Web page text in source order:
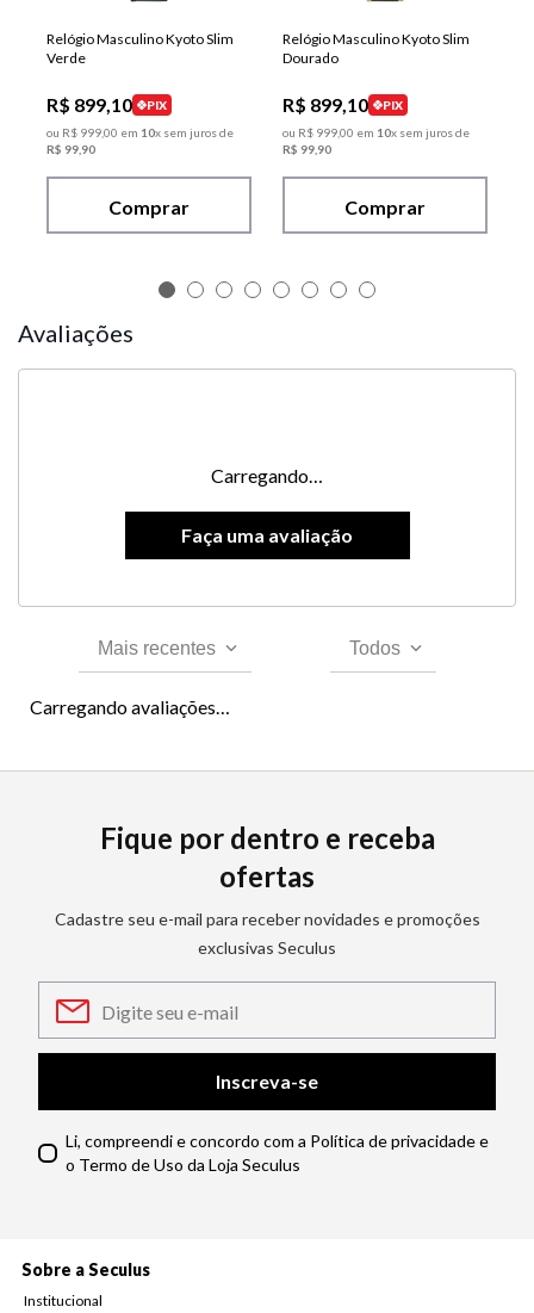
Relógio Masculino Kyoto Slim
Verde
R$ 899,10
PIX
ou R$ 99900 em 10x sem juros de
R$ 99 90
Comprar
Relógio Masculino Kyoto Slim
Dourado
R$ 899,10
PIX
ou R$ 99900 em 10x sem juros de
R$ 99 90
Comprar
Avaliações
Carregando…
Mais recentes Todos
Carregando avaliações…
Fique por dentro e receba
ofertas
Cadastre seu e-mail para receber novidades e promoções
exclusivas Seculus
Inscreva-se
Li, compreendi e concordo com a Política de privacidade e
o Termo de Uso da Loja Seculus
Sobre a Seculus
Institucional